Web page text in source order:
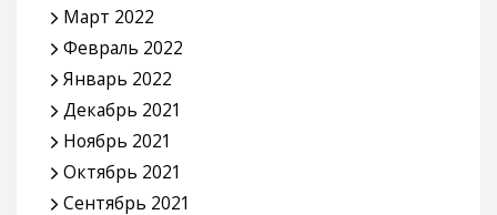
Март 2022
Февраль 2022
Январь 2022
Декабрь 2021
Ноябрь 2021
Октябрь 2021
Сентябрь 2021